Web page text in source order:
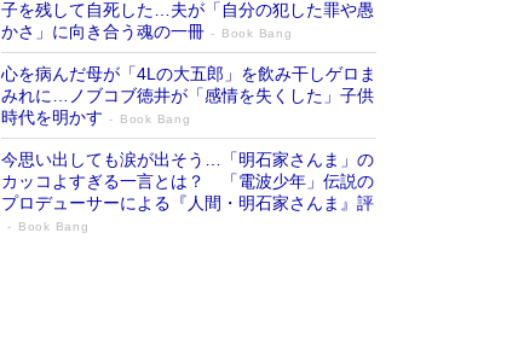
子を残して自死した…夫が「自分の犯した罪や愚
かさ」に向き合う魂の一冊
Book Bang
心を病んだ母が「4Lの大五郎」を飲み干しゲロま
みれに…ノブコブ徳井が「感情を失くした」子供
時代を明かす
Book Bang
今思い出しても涙が出そう…「明石家さんま」の
カッコよすぎる一言とは？ 「電波少年」伝説の
プロデューサーによる『人間・明石家さんま』評
Book Bang